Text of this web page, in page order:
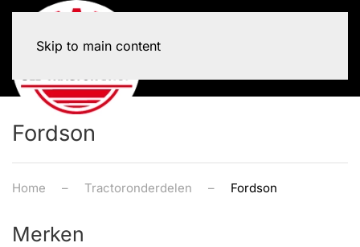
Skip to main content
Fordson
Home Tractoronderdelen Fordson
Merken